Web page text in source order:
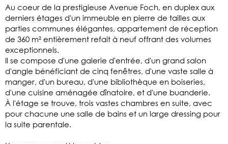
Au coeur de la prestigieuse Avenue Foch, en duplex aux
derniers étages d'un immeuble en pierre de tailles aux
parties communes élégantes, appartement de réception
de 360 m² entièrement refait à neuf offrant des volumes
exceptionnels.
Il se compose d'une galerie d'entrée, d'un grand salon
d'angle bénéficiant de cinq fenêtres, d'une vaste salle à
manger, d'un bureau, d'une bibliothèque en boiseries,
d'une cuisine aménagée dînatoire, et d'une buanderie.
À l'étage se trouve, trois vastes chambres en suite, avec
pour chacune une salle de bains et un large dressing pour
la suite parentale.